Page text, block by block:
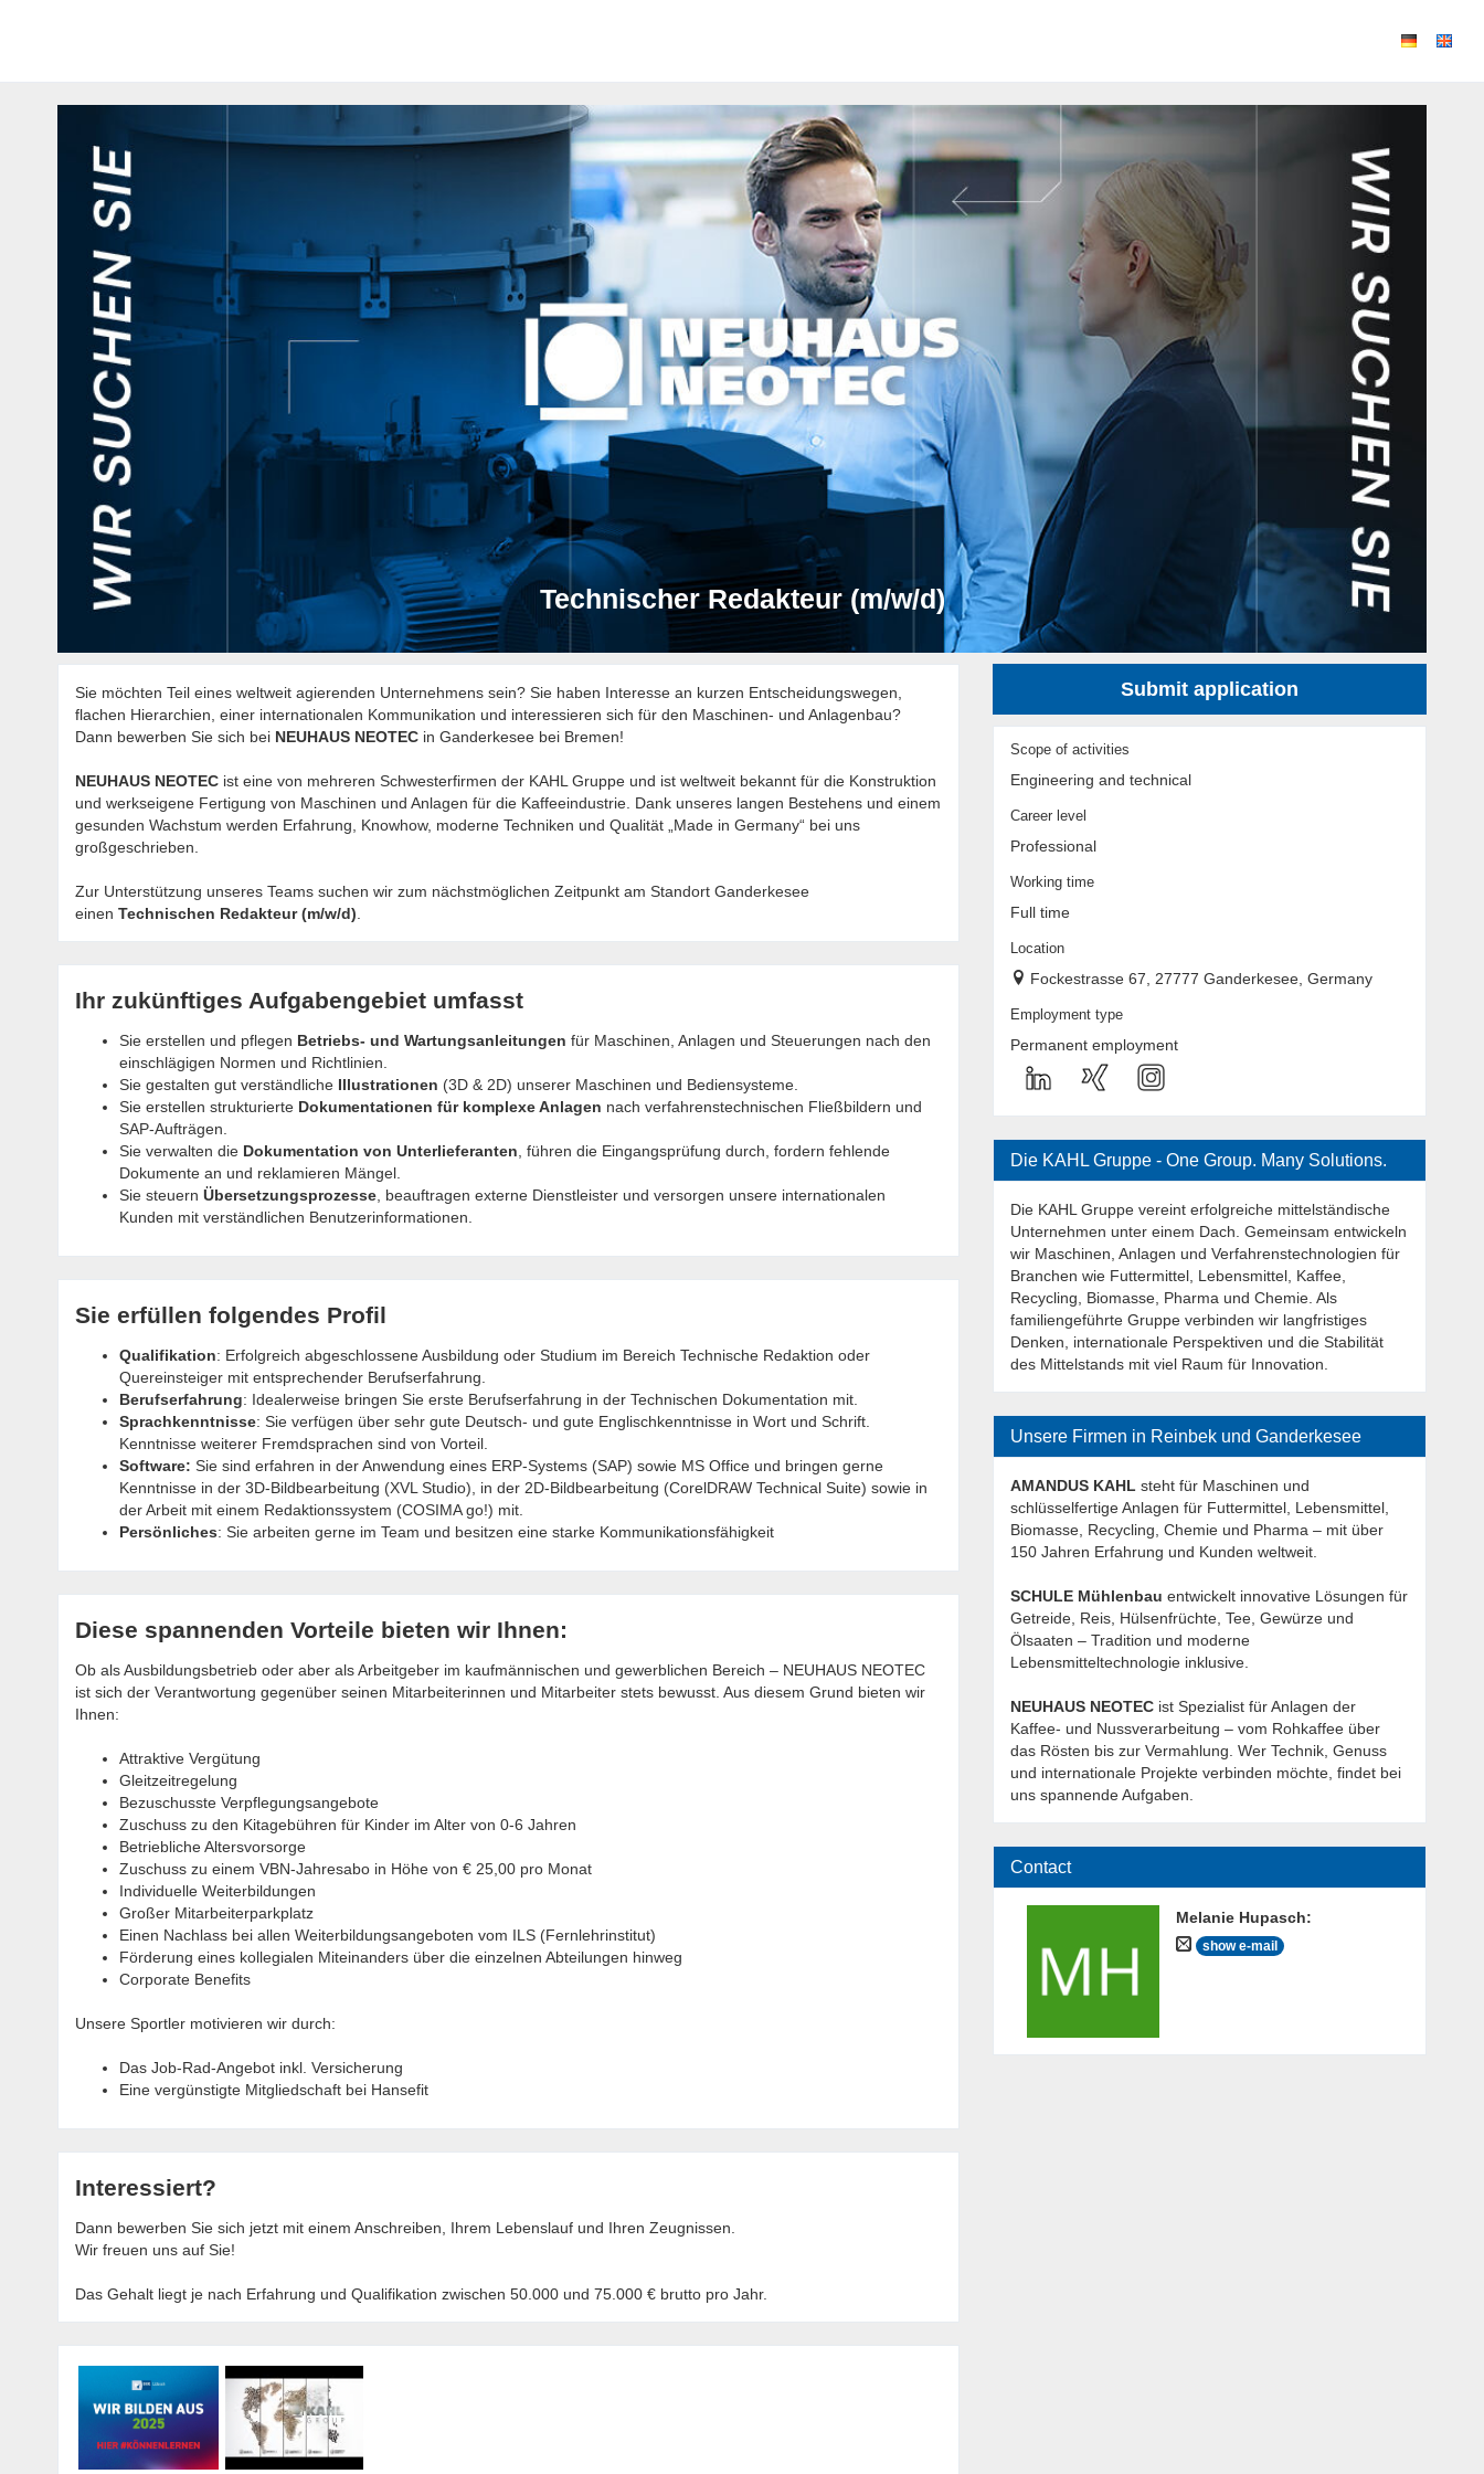
Technischer Redakteur (m/w/d)
Sie möchten Teil eines weltweit agierenden Unternehmens sein? Sie haben Interesse an kurzen Entscheidungswegen,
flachen Hierarchien, einer internationalen Kommunikation und interessieren sich für den Maschinen- und Anlagenbau?
Dann bewerben Sie sich bei NEUHAUS NEOTEC in Ganderkesee bei Bremen!
NEUHAUS NEOTEC ist eine von mehreren Schwesterfirmen der KAHL Gruppe und ist weltweit bekannt für die Konstruktion
und werkseigene Fertigung von Maschinen und Anlagen für die Kaffeeindustrie. Dank unseres langen Bestehens und einem
gesunden Wachstum werden Erfahrung, Knowhow, moderne Techniken und Qualität „Made in Germany“ bei uns
großgeschrieben.
Zur Unterstützung unseres Teams suchen wir zum nächstmöglichen Zeitpunkt am Standort Ganderkesee
einen Technischen Redakteur (m/w/d)
Ihr zukünftiges Aufgabengebiet umfasst
Sie erstellen und pflegen Betriebs- und Wartungsanleitungen für Maschinen, Anlagen und Steuerungen nach den
einschlägigen Normen und Richtlinien.
Sie gestalten gut verständliche Illustrationen (3D & 2D) unserer Maschinen und Bediensysteme.
Sie erstellen strukturierte Dokumentationen für komplexe Anlagen nach verfahrenstechnischen Fließbildern und
SAP-Aufträgen.
Sie verwalten die Dokumentation von Unterlieferanten , führen die Eingangsprüfung durch, fordern fehlende
Dokumente an und reklamieren Mängel.
Sie steuern Übersetzungsprozesse , beauftragen externe Dienstleister und versorgen unsere internationalen
Kunden mit verständlichen Benutzerinformationen.
Sie erfüllen folgendes Profil
Qualifikation: Erfolgreich abgeschlossene Ausbildung oder Studium im Bereich Technische Redaktion oder
Quereinsteiger mit entsprechender Berufserfahrung.
Berufserfahrung: Idealerweise bringen Sie erste Berufserfahrung in der Technischen Dokumentation mit.
Sprachkenntnisse: Sie verfügen über sehr gute Deutsch- und gute Englischkenntnisse in Wort und Schrift.
Kenntnisse weiterer Fremdsprachen sind von Vorteil.
Software: Sie sind erfahren in der Anwendung eines ERP-Systems (SAP) sowie MS Office und bringen gerne
Kenntnisse in der 3D-Bildbearbeitung (XVL Studio), in der 2D-Bildbearbeitung (CorelDRAW Technical Suite) sowie in
der Arbeit mit einem Redaktionssystem (COSIMA go!) mit.
Persönliches: Sie arbeiten gerne im Team und besitzen eine starke Kommunikationsfähigkeit
Diese spannenden Vorteile bieten wir Ihnen:
Ob als Ausbildungsbetrieb oder aber als Arbeitgeber im kaufmännischen und gewerblichen Bereich – NEUHAUS NEOTEC
ist sich der Verantwortung gegenüber seinen Mitarbeiterinnen und Mitarbeiter stets bewusst. Aus diesem Grund bieten wir
Ihnen:
Attraktive Vergütung
Gleitzeitregelung
Bezuschusste Verpflegungsangebote
Zuschuss zu den Kitagebühren für Kinder im Alter von 0-6 Jahren
Betriebliche Altersvorsorge
Zuschuss zu einem VBN-Jahresabo in Höhe von € 25,00 pro Monat
Individuelle Weiterbildungen
Großer Mitarbeiterparkplatz
Einen Nachlass bei allen Weiterbildungsangeboten vom ILS (Fernlehrinstitut)
Förderung eines kollegialen Miteinanders über die einzelnen Abteilungen hinweg
Corporate Benefits
Unsere Sportler motivieren wir durch:
Das Job-Rad-Angebot inkl. Versicherung
Eine vergünstigte Mitgliedschaft bei Hansefit
Interessiert?
Dann bewerben Sie sich jetzt mit einem Anschreiben, Ihrem Lebenslauf und Ihren Zeugnissen.
Wir freuen uns auf Sie!
Das Gehalt liegt je nach Erfahrung und Qualifikation zwischen 50.000 und 75.000 € brutto pro Jahr.
Submit application
Scope of activities
Engineering and technical
Career level
Professional
Working time
Full time
Location
Fockestrasse 67, 27777 Ganderkesee, Germany
Employment type
Permanent employment
Die KAHL Gruppe - One Group. Many Solutions.
Die KAHL Gruppe vereint erfolgreiche mittelständische
Unternehmen unter einem Dach. Gemeinsam entwickeln
wir Maschinen, Anlagen und Verfahrenstechnologien für
Branchen wie Futtermittel, Lebensmittel, Kaffee,
Recycling, Biomasse, Pharma und Chemie. Als
familiengeführte Gruppe verbinden wir langfristiges
Denken, internationale Perspektiven und die Stabilität
des Mittelstands mit viel Raum für Innovation.
Unsere Firmen in Reinbek und Ganderkesee
AMANDUS KAHL steht für Maschinen und
schlüsselfertige Anlagen für Futtermittel, Lebensmittel,
Biomasse, Recycling, Chemie und Pharma – mit über
150 Jahren Erfahrung und Kunden weltweit.
SCHULE Mühlenbau entwickelt innovative Lösungen für
Getreide, Reis, Hülsenfrüchte, Tee, Gewürze und
Ölsaaten – Tradition und moderne
Lebensmitteltechnologie inklusive.
NEUHAUS NEOTECist Spezialist für Anlagen der
Kaffee- und Nussverarbeitung – vom Rohkaffee über
das Rösten bis zur Vermahlung. Wer Technik, Genuss
und internationale Projekte verbinden möchte, findet bei
uns spannende Aufgaben.
Contact
Melanie Hupasch:
show e-mail